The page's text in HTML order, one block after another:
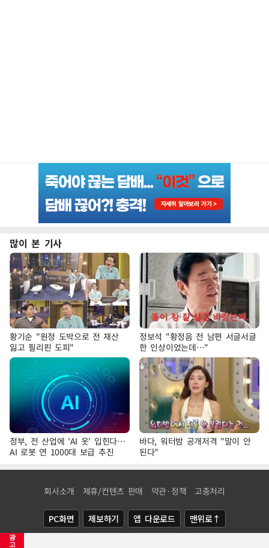
광
고
많이 본 기사
황기순 "원정 도박으로 전 재산
잃고 필리핀 도피"
정보석 "황정음 전 남편 서글서글
한 인상이었는데…"
정부, 전 산업에 'AI 옷' 입힌다…
AI 로봇 연 1000대 보급 추진
바다, 워터밤 공개저격 "말이 안
된다"
회사소개 제휴/컨텐츠 판매 약관·정책 고충처리
PC화면 제보하기 앱 다운로드 맨위로↑